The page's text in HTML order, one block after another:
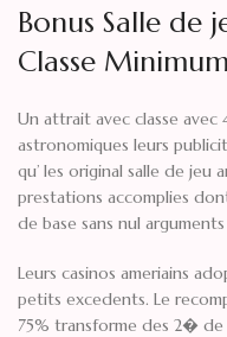
Bonus Salle de
Classe
Un attrait avec classe
astronomiques leurs
qu’ les original salle de
prestations accomplies
de base sans nul arguments
Leurs casinos ameriains
petits excedents. Le
75% transforme des 2�